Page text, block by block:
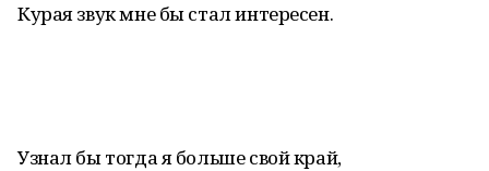
Курая звук мне бы стал интересен.
Узнал бы тогда я больше свой край,